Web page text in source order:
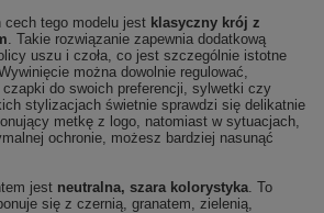
tego modelu jest klasyczny krój z
. Takie rozwiązanie zapewnia dodatkową
uszu i czoła, co jest szczególnie istotne
można dowolnie regulować,
do swoich preferencji, sylwetki czy
stylizacjach świetnie sprawdzi się delikatnie
metkę z logo, natomiast w sytuacjach,
ochronie, możesz bardziej nasunąć
jest neutralna, szara kolorystyka . To
się z czernią, granatem, zielenią,